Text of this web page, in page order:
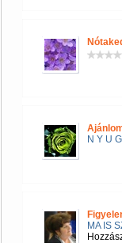
N Y U
MA IS